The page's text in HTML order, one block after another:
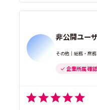
非公開ユー
その他｜総務・庶
企業所属 確